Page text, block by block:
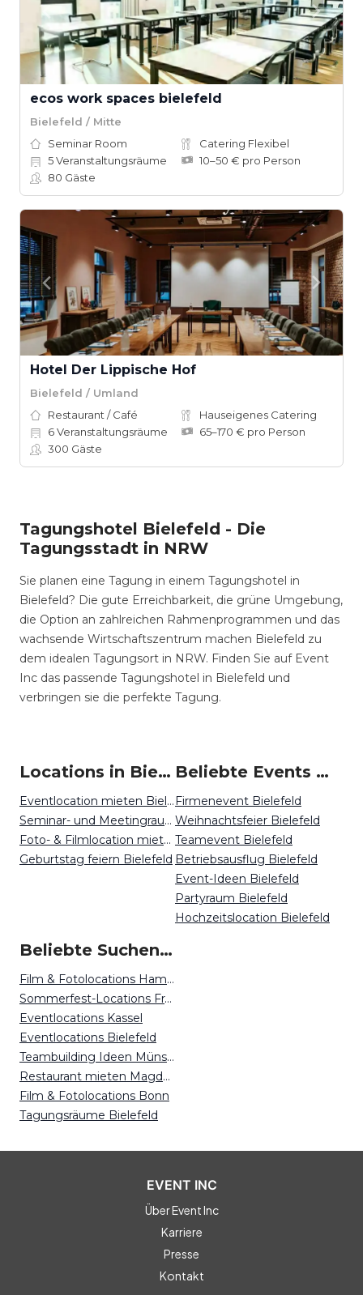
ecos work spaces bielefeld
Bielefeld / Mitte
Seminar Room
Catering Flexibel
5Veranstaltungsräume
10–50 € pro Person
80 Gäste
Hotel Der Lippische Hof
Bielefeld / Umland
Restaurant / Café
Hauseigenes Catering
6Veranstaltungsräume
65–170 € pro Person
300 Gäste
Tagungshotel Bielefeld - Die
Tagungsstadt in NRW
Sie planen eine Tagung in einem Tagungshotel in
Bielefeld? Die gute Erreichbarkeit, die grüne Umgebung,
die Option an zahlreichen Rahmenprogrammen und das
wachsende Wirtschaftszentrum machen Bielefeld zu
dem idealen Tagungsort in NRW. Finden Sie auf Event
Inc das passende Tagungshotel in Bielefeld und
verbringen sie die perfekte Tagung.
Locations in Bielefeld mieten
Eventlocation mieten Bielefeld
Seminar- und Meetingraum mieten Bielefeld
Foto- & Filmlocation mieten Bielefeld
Geburtstag feiern Bielefeld
Beliebte Events in Bielefeld
Firmenevent Bielefeld
Weihnachtsfeier Bielefeld
Teamevent Bielefeld
Betriebsausflug Bielefeld
Event-Ideen Bielefeld
Partyraum Bielefeld
Hochzeitslocation Bielefeld
Beliebte Suchen auf Event Inc
Film & Fotolocations Hamburg
Sommerfest-Locations Frankfurt
Eventlocations Kassel
Eventlocations Bielefeld
Teambuilding Ideen Münster
Restaurant mieten Magdeburg
Film & Fotolocations Bonn
Tagungsräume Bielefeld
EVENT INC
Über Event Inc
Karriere
Presse
Kontakt